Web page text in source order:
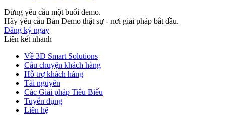
Đừng yêu cầu một buổi demo.
Hãy yêu cầu Bản Demo thật sự - nơi giải pháp bắt đầu.
Đăng ký ngay
Liên kết nhanh
Về 3D Smart Solutions
Câu chuyện khách hàng
Hỗ trợ khách hàng
Tài nguyên
Các Giải pháp Tiêu Biểu
Tuyển dụng
Liên hệ